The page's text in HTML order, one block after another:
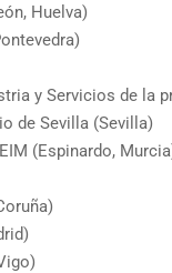
Huelva)
y Servicios de la
de Sevilla (Sevilla)
(Espinardo,